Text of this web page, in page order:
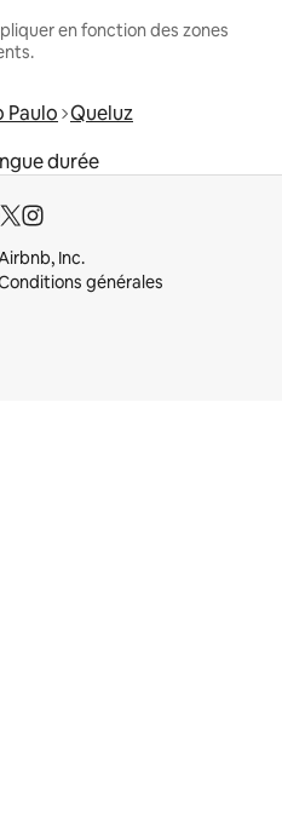
en fonction des zones
Paulo Queluz
durée
Inc.
générales